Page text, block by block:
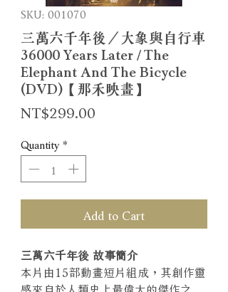
SKU: 001070
三萬六千年後／大象與自行車
36000 Years Later / The
Elephant And The Bicycle
(DVD)【那禾映畫】
NT$299.00
Quantity *
Add to Cart
三萬六千年後 故事簡介
本片由15部動畫短片組成，其創作靈
感來自於人類史上最偉大的傑作之